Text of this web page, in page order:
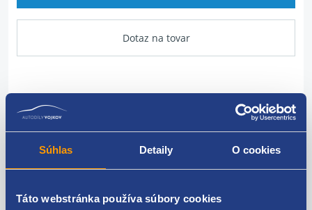
Súhlas Detaily O cookies
Táto webstránka používa súbory cookies
Dotaz na tovar
Popis produktu
umiestnenie: predné
strana: ľavá